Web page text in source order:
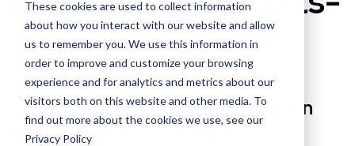
These cookies are used to collect information
about how you interact with our website and allow
us to remember you. We use this information in
order to improve and customize your browsing
experience and for analytics and metrics about our
visitors both on this website and other media. To
find out more about the cookies we use, see our
Privacy Policy
analyse
Schlüssel zur effizienten ESRS-
Umsetzung und einer fokussierten
Nachhaltigkeitsstrategie